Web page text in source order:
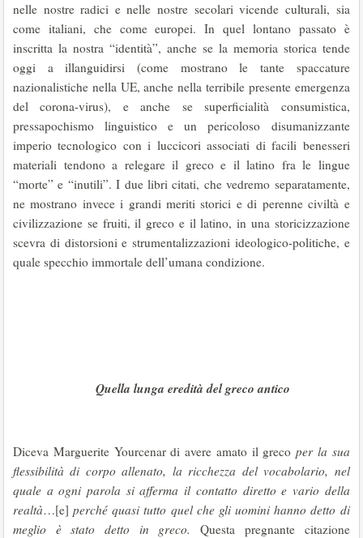
nelle nostre radici e nelle nostre secolari vicende culturali, sia
come italiani, che come europei. In quel lontano passato è
inscritta la nostra “identità”, anche se la memoria storica tende
oggi a illanguidirsi (come mostrano le tante spaccature
nazionalistiche nella UE, anche nella terribile presente emergenza
del corona-virus), e anche se superficialità consumistica,
pressapochismo linguistico e un pericoloso disumanizzante
imperio tecnologico con i luccicori associati di facili benesseri
materiali tendono a relegare il greco e il latino fra le lingue
“morte” e “inutili”. I due libri citati, che vedremo separatamente,
ne mostrano invece i grandi meriti storici e di perenne civiltà e
civilizzazione se fruiti, il greco e il latino, in una storicizzazione
scevra di distorsioni e strumentalizzazioni ideologico-politiche, e
quale specchio immortale dell’umana condizione.
Quella lunga eredità delgreco antico
Diceva Marguerite Yourcenar di avere amato il grecoper la sua
flessibilità di corpo allenato, la ricchezza del vocabolario, nel
quale a ogni parola si afferma il contatto diretto e vario della
realtà…[e] perché quasi tutto quel che gli uomini hanno detto di
meglio è stato detto in greco.
Questa pregnante citazione